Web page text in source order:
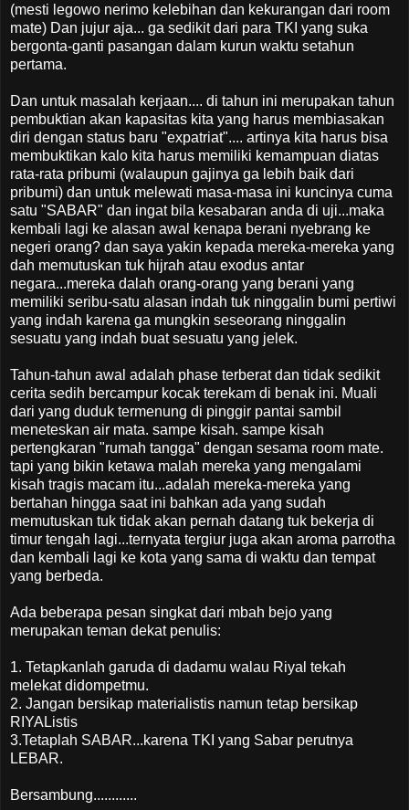
(mesti legowo nerimo kelebihan dan kekurangan dari room
mate) Dan jujur aja... ga sedikit dari para TKI yang suka
bergonta-ganti pasangan dalam kurun waktu setahun
pertama.
Dan untuk masalah kerjaan.... di tahun ini merupakan tahun
pembuktian akan kapasitas kita yang harus membiasakan
diri dengan status baru "expatriat".... artinya kita harus bisa
membuktikan kalo kita harus memiliki kemampuan diatas
rata-rata pribumi (walaupun gajinya ga lebih baik dari
pribumi) dan untuk melewati masa-masa ini kuncinya cuma
satu "SABAR" dan ingat bila kesabaran anda di uji...maka
kembali lagi ke alasan awal kenapa berani nyebrang ke
negeri orang? dan saya yakin kepada mereka-mereka yang
dah memutuskan tuk hijrah atau exodus antar
negara...mereka dalah orang-orang yang berani yang
memiliki seribu-satu alasan indah tuk ninggalin bumi pertiwi
yang indah karena ga mungkin seseorang ninggalin
sesuatu yang indah buat sesuatu yang jelek.
Tahun-tahun awal adalah phase terberat dan tidak sedikit
cerita sedih bercampur kocak terekam di benak ini. Muali
dari yang duduk termenung di pinggir pantai sambil
meneteskan air mata. sampe kisah. sampe kisah
pertengkaran "rumah tangga" dengan sesama room mate.
tapi yang bikin ketawa malah mereka yang mengalami
kisah tragis macam itu...adalah mereka-mereka yang
bertahan hingga saat ini bahkan ada yang sudah
memutuskan tuk tidak akan pernah datang tuk bekerja di
timur tengah lagi...ternyata tergiur juga akan aroma parrotha
dan kembali lagi ke kota yang sama di waktu dan tempat
yang berbeda.
Ada beberapa pesan singkat dari mbah bejo yang
merupakan teman dekat penulis:
1. Tetapkanlah garuda di dadamu walau Riyal tekah
melekat didompetmu.
2. Jangan bersikap materialistis namun tetap bersikap
RIYAListis
3.Tetaplah SABAR...karena TKI yang Sabar perutnya
LEBAR.
Bersambung............